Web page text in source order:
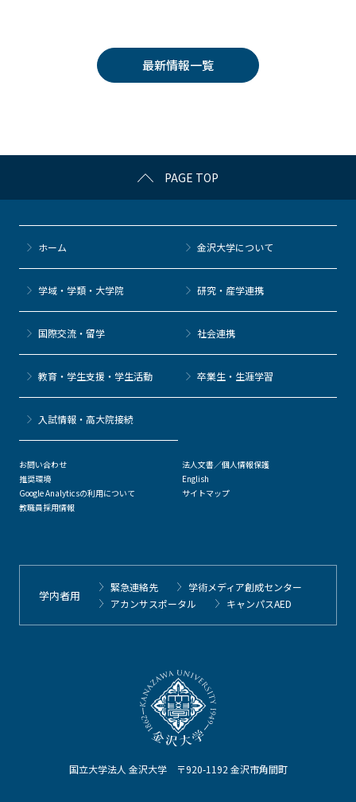
k
erk
et
n
a
最新情報一覧
PAGE TOP
国立大学法人 金沢大学 〒920-1192 金沢市角間町
ホーム 金沢大学について
学域・学類・大学院 研究・産学連携
国際交流・留学 社会連携
教育・学生支援・学生活動 卒業生・生涯学習
⼊試情報・高大院接続
お問い合わせ
推奨環境
Google Analyticsの利用について
教職員採用情報
法人文書／個人情報保護
English
サイトマップ
学内者用
緊急連絡先
学術メディア創成センター
アカンサスポータル
キャンパスAED